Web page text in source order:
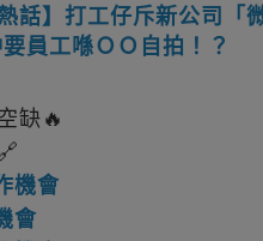
話】打工仔斥新公司「
員工喺ＯＯ自拍！？
缺🔥
機會
會